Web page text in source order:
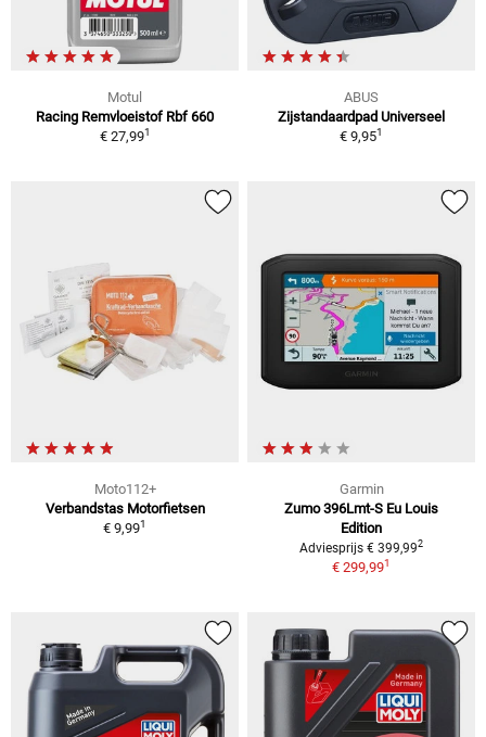
Motul
Racing Remvloeistof Rbf 660
€ 27,991
ABUS
Zijstandaardpad Universeel
€ 9,951
Moto112+
Verbandstas Motorfietsen
€ 9,991
Garmin
Zumo 396Lmt-S Eu Louis
Edition
Adviesprijs € 399,992
€ 299,991